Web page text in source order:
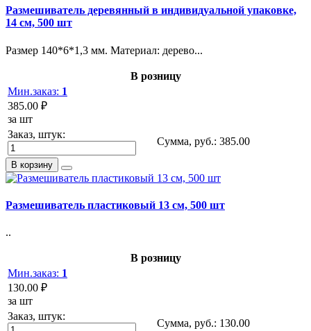
Размешиватель деревянный в индивидуальной упаковке,
14 см, 500 шт
Размер 140*6*1,3 мм. Материал: дерево...
В розницу
Мин.заказ: 1
385.00 ₽
за шт
Заказ, штук:
Сумма, руб.: 385.00
В корзину
Размешиватель пластиковый 13 см, 500 шт
..
В розницу
Мин.заказ: 1
130.00 ₽
за шт
Заказ, штук:
Сумма, руб.: 130.00